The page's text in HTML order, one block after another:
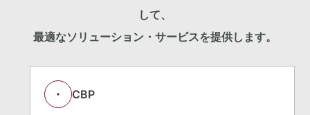
して、
最適なソリューション・サービスを提供します。
CBP